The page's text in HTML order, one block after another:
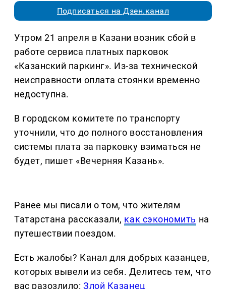
Подписаться на Дзен.канал
Утром 21 апреля в Казани возник сбой в
работе сервиса платных парковок
«Казанский паркинг». Из-за технической
неисправности оплата стоянки временно
недоступна.
В городском комитете по транспорту
уточнили, что до полного восстановления
системы плата за парковку взиматься не
будет, пишет «Вечерняя Казань».
Ранее мы писали о том, что жителям
Татарстана рассказали, как сэкономить на
путешествии поездом.
Есть жалобы? Канал для добрых казанцев,
которых вывели из себя. Делитеcь тем, что
вас разозлило:Злой Казанец